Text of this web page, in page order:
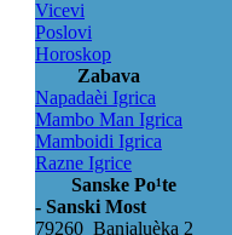
Vicevi
Poslovi
Horoskop
Zabava
Napadaèi Igrica
Mambo Man Igrica
Mamboidi Igrica
Razne Igrice
Sanske Po¹te
- Sanski Most
79260 Banjaluèka 2